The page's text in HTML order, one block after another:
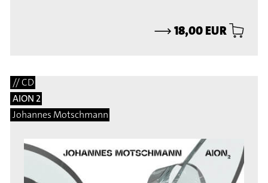
⟶18,00 EUR
// CD
AION 2
Johannes Motschmann